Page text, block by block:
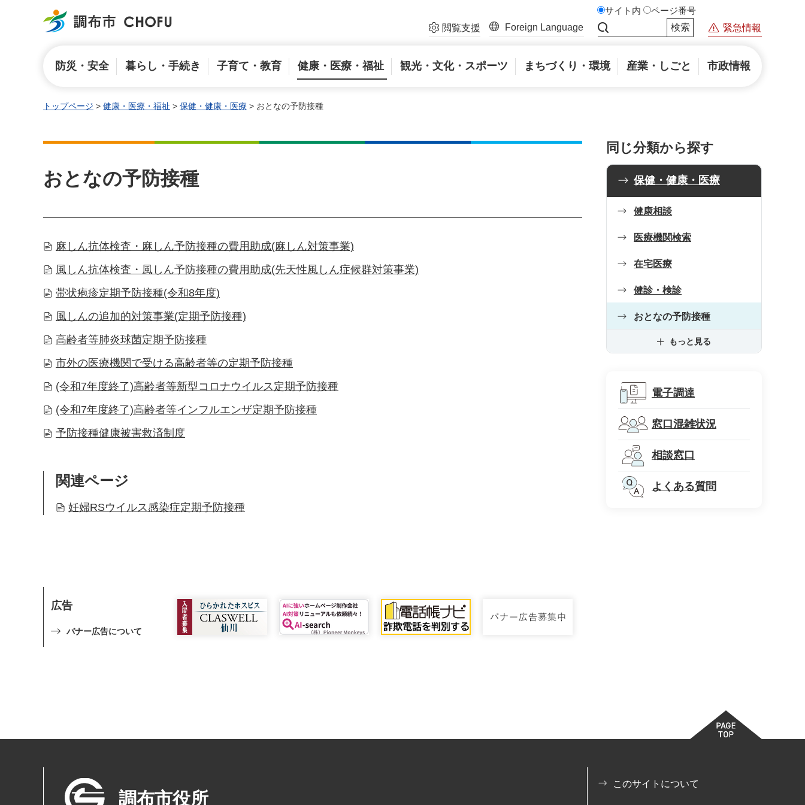
調布市 閲覧支援 Foreign Language
サイト内 ページ番号
緊急情報
防災・安全 暮らし・手続き 子育て・教育 健康・医療・福祉 観光・文化・スポーツ まちづくり・環境 産業・しごと 市政情報
トップページ > 健康・医療・福祉 > 保健・健康・医療 > おとなの予防接種
おとなの予防接種
麻しん抗体検査・麻しん予防接種の費用助成(麻しん対策事業)
風しん抗体検査・風しん予防接種の費用助成(先天性風しん症候群対策事業)
帯状疱疹定期予防接種(令和8年度)
風しんの追加的対策事業(定期予防接種)
高齢者等肺炎球菌定期予防接種
市外の医療機関で受ける高齢者等の定期予防接種
(令和7年度終了)高齢者等新型コロナウイルス定期予防接種
(令和7年度終了)高齢者等インフルエンザ定期予防接種
予防接種健康被害救済制度
関連ページ
妊婦RSウイルス感染症定期予防接種
広告
バナー広告について
同じ分類から探す
保健・健康・医療
健康相談
医療機関検索
在宅医療
健診・検診
おとなの予防接種
もっと見る
電子調達
窓口混雑状況
相談窓口
よくある質問
調布市役所
このサイトについて